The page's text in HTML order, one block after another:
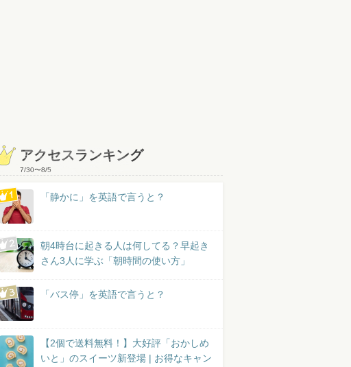
アクセスランキング
7/30〜8/5
「静かに」を英語で言うと？
朝4時台に起きる人は何してる？早起き
さん3人に学ぶ「朝時間の使い方」
「バス停」を英語で言うと？
【2個で送料無料！】大好評「おかしめ
いと」のスイーツ新登場 | お得なキャン